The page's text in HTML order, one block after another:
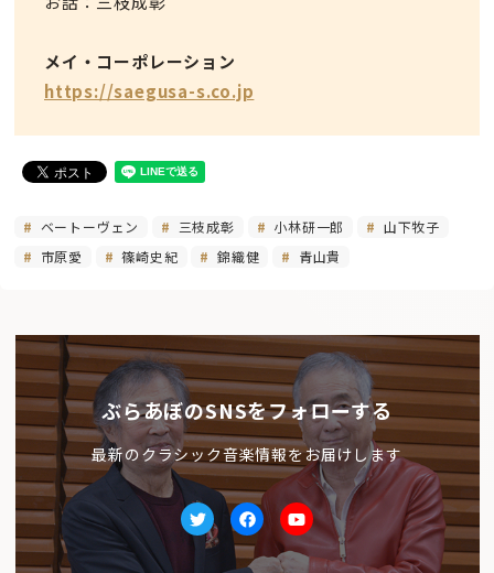
メイ・コーポレーション
https://saegusa-s.co.jp
ベートーヴェン 三枝成彰 小林研一郎
山下牧子
市原愛
篠崎史紀 錦織健 青山貴
ぶらあぼのSNSをフォローする
最新のクラシック音楽情報をお届けします
TwitterfacebookYoutube